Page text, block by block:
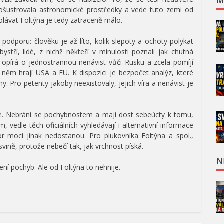
astronomické prostředky a vede tuto zemi od
Foltýna je tedy zatraceně málo.
člověku je až líto, kolik slepoty a ochoty polykat
lidé, z nichž někteří v minulosti poznali jak chutná
o jednostrannou nenávist vůči Rusku a zcela pomíjí
hrají USA a EU. K dispozici je bezpočet analýz, které
Pro petenty jakoby neexistovaly, jejich víra a nenávist je
se pochybnostem a mají dost sebeúcty k tomu,
vedle těch oficiálních vyhledávají i alternativní informace
jinak nedostanou. Pro plukovníka Foltýna a spol.,
protože nebečí tak, jak vrchnost píská.
pochyb. Ale od Foltýna to nehnije.